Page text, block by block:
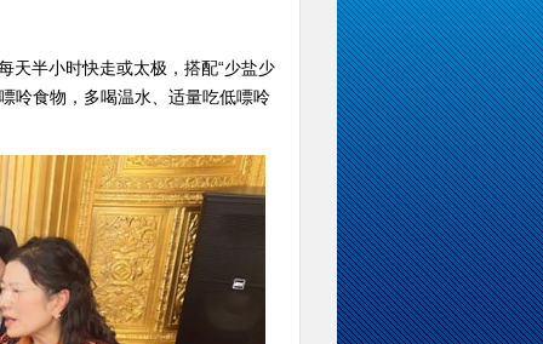
半小时快走或太极，搭配“少盐少
呤食物，多喝温水、适量吃低嘌呤